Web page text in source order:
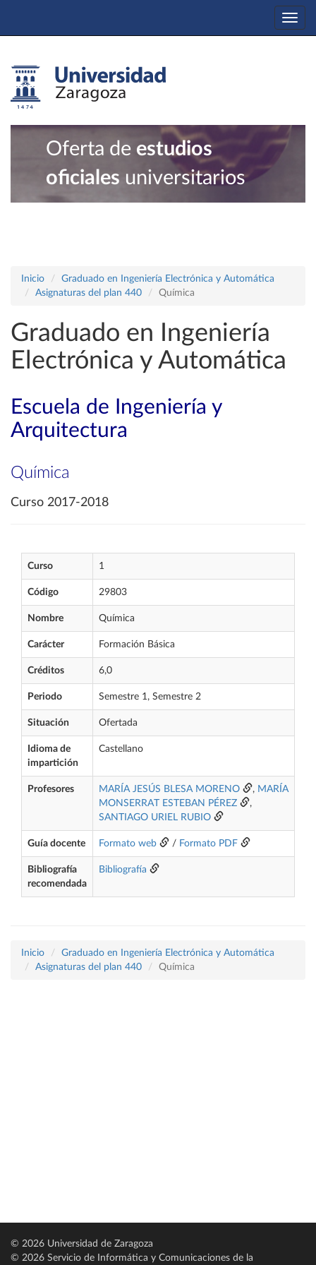
Oferta de estudios
oficiales universitarios
Inicio
Graduado en Ingeniería Electrónica y Automática
Asignaturas del plan 440
Química
Graduado en Ingeniería
Electrónica y Automática
Escuela de Ingeniería y
Arquitectura
Química
Curso 2017-2018
Curso 1
Código 29803
Nombre Química
Carácter Formación Básica
Créditos 6,0
Periodo Semestre 1, Semestre 2
Situación Ofertada
Idioma de
impartición
Castellano
Profesores MARÍA JESÚS BLESA MORENO , MARÍA
MONSERRAT ESTEBAN PÉREZ
,
SANTIAGO URIEL RUBIO
Guía docente Formato web / Formato PDF
Bibliografía
recomendada
Bibliografía
Inicio
Graduado en Ingeniería Electrónica y Automática
Asignaturas del plan 440
Química
© 2026 Universidad de Zaragoza
© 2026 Servicio de Informática y Comunicaciones de la